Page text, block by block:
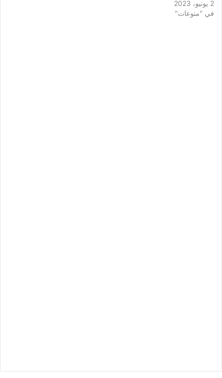
2 يونيو، 2023
في "منوعات"